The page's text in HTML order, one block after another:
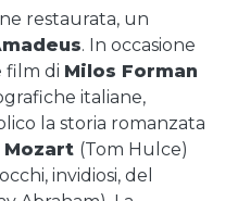
restaurata, un
. In occasione
film di Milos Forman
italiane,
la storia romanzata
Mozart (Tom Hulce)
invidiosi, del